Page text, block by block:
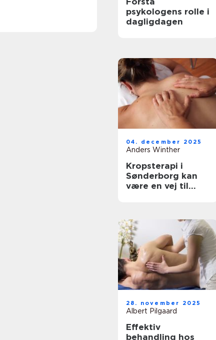
psykologens rolle i
dagligdagen
04. december 2025
Anders Winther
Kropsterapi i
Sønderborg kan
være en vej til
28. november 2025
Albert Pilgaard
Effektiv
behandling hos